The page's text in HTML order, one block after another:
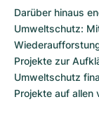
Darüber hinaus
Umweltschutz:
Projekte zur
Umweltschutz
Projekte auf allen